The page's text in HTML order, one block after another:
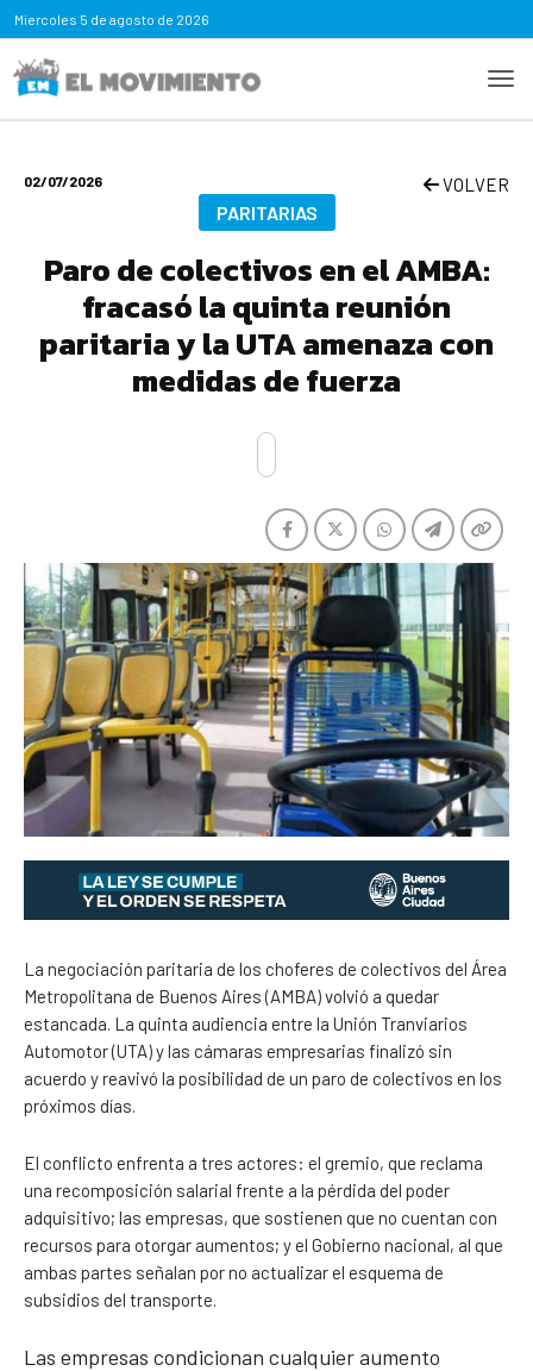
Miercoles 5 de agosto de 2026
02/07/2026 VOLVER
PARITARIAS
Paro de colectivos en el AMBA:
fracasó la quinta reunión
paritaria y la UTA amenaza con
medidas de fuerza
La negociación paritaria de los choferes de colectivos del Área
Metropolitana de Buenos Aires (AMBA) volvió a quedar
estancada. La quinta audiencia entre la Unión Tranviarios
Automotor (UTA) y las cámaras empresarias finalizó sin
acuerdo y reavivó la posibilidad de un paro de colectivos en los
próximos días.
El conflicto enfrenta a tres actores: el gremio, que reclama
una recomposición salarial frente a la pérdida del poder
adquisitivo; las empresas, que sostienen que no cuentan con
recursos para otorgar aumentos; y el Gobierno nacional, al que
ambas partes señalan por no actualizar el esquema de
subsidios del transporte.
Las empresas condicionan cualquier aumento